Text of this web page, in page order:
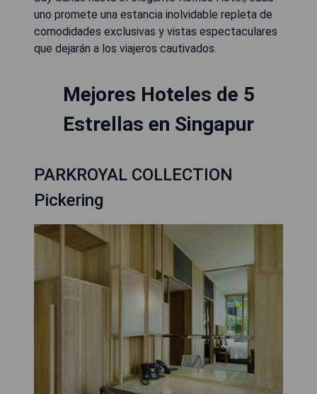
uno promete una estancia inolvidable repleta de
comodidades exclusivas y vistas espectaculares
que dejarán a los viajeros cautivados.
Mejores Hoteles de 5
Estrellas en Singapur
PARKROYAL COLLECTION
Pickering